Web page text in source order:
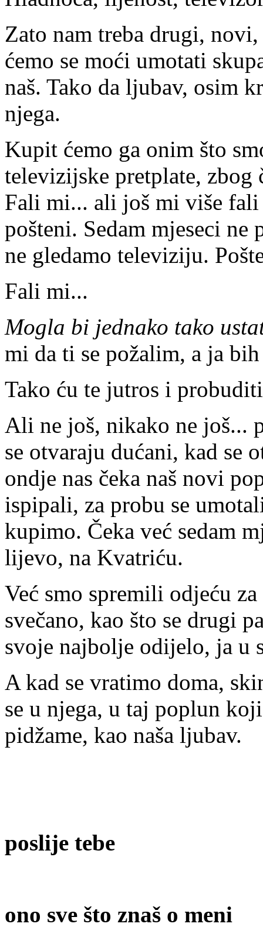
Zato nam treba drugi,
ćemo se moći umotati
naš. Tako da ljubav, osim
njega.
Kupit ćemo ga onim što
televizijske pretplate, zbog
Fali mi... ali još mi više
pošteni. Sedam mjeseci ne
ne gledamo televiziju.
Fali mi...
Mogla bi jednako tako
mi da ti se požalim, a ja
Tako ću te jutros i
Ali ne još, nikako ne još...
se otvaraju dućani, kad se
ondje nas čeka naš novi
ispipali, za probu se
kupimo. Čeka već sedam
lijevo, na Kvatriću.
Već smo spremili odjeću
svečano, kao što se drugi
svoje najbolje odijelo, ja u
A kad se vratimo doma,
se u njega, u taj poplun
pidžame, kao naša ljubav.
poslije tebe
ono sve što znaš o meni